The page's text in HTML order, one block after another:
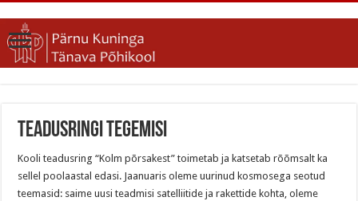
Teadusringi tegemisi
Kooli teadusring “Kolm põrsakest” toimetab ja katsetab rõõmsalt ka
sellel poolaastal edasi. Jaanuaris oleme uurinud kosmosega seotud
teemasid: saime uusi teadmisi satelliitide ja rakettide kohta, oleme